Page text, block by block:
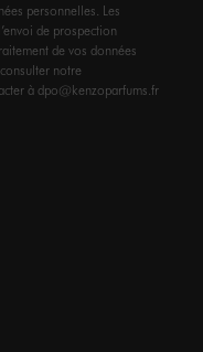
personnelles. Les
de prospection
de vos données
notre
à dpo@kenzoparfums.fr